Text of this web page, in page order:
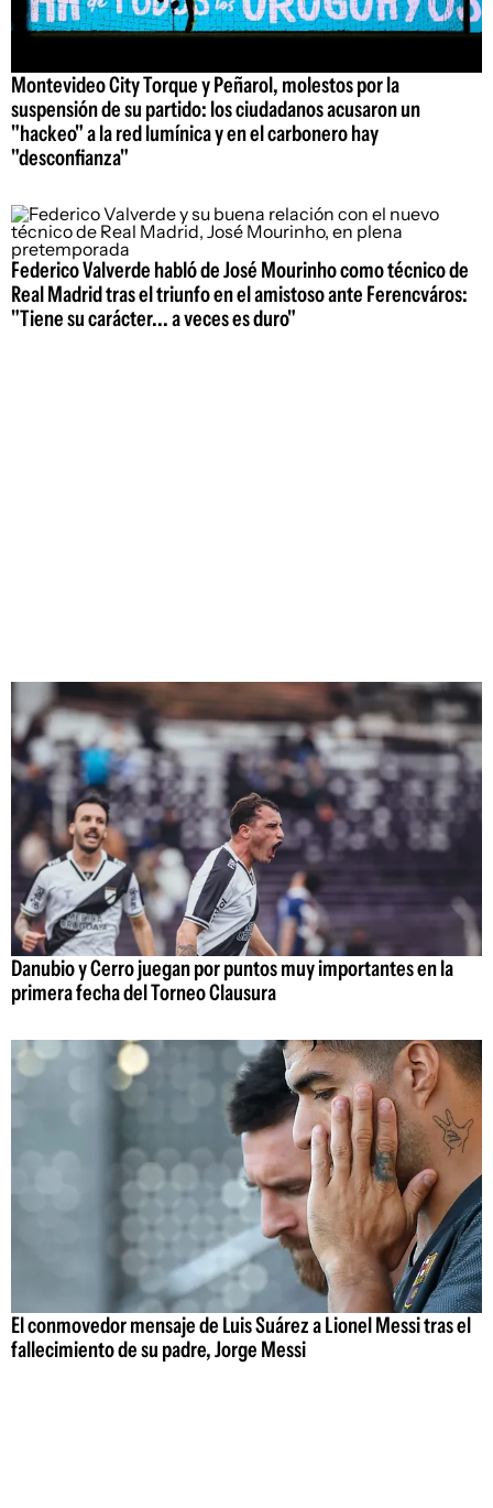
Montevideo City Torque y Peñarol, molestos por la
suspensión de su partido: los ciudadanos acusaron un
"hackeo" a la red lumínica y en el carbonero hay
"desconfianza"
Federico Valverde habló de José Mourinho como técnico de
Real Madrid tras el triunfo en el amistoso ante Ferencváros:
"Tiene su carácter... a veces es duro"
Danubio y Cerro juegan por puntos muy importantes en la
primera fecha del Torneo Clausura
El conmovedor mensaje de Luis Suárez a Lionel Messi tras el
fallecimiento de su padre, Jorge Messi